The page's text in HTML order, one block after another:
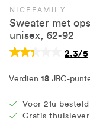
NICEFAMILY
Sweater met
unisex, 62-92
2.3/5
Verdien 18 JBC-
Voor 21u
Gratis